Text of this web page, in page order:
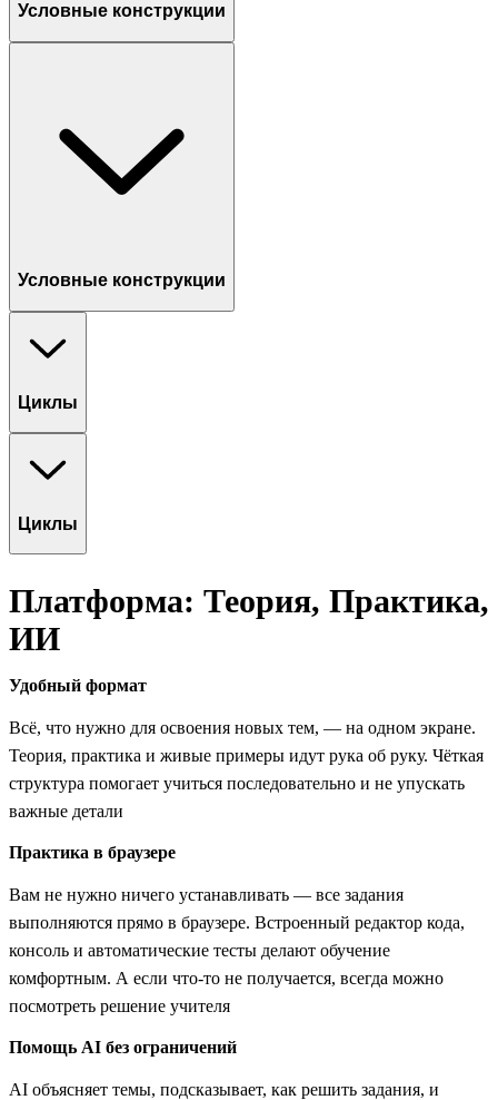
Условные конструкции
Условные конструкции
Циклы
Циклы
Платформа: Теория, Практика,
ИИ
Удобный формат
Всё, что нужно для освоения новых тем, — на одном экране.
Теория, практика и живые примеры идут рука об руку. Чёткая
структура помогает учиться последовательно и не упускать
важные детали
Практика в браузере
Вам не нужно ничего устанавливать — все задания
выполняются прямо в браузере. Встроенный редактор кода,
консоль и автоматические тесты делают обучение
комфортным. А если что-то не получается, всегда можно
посмотреть решение учителя
Помощь AI без ограничений
AI объясняет темы, подсказывает, как решить задания, и